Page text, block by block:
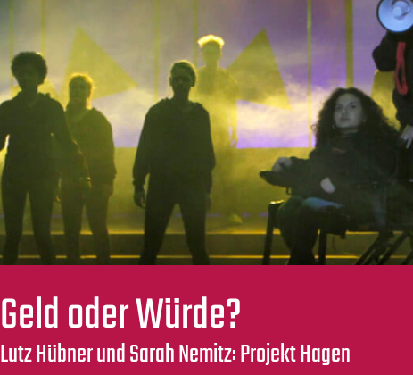
Geld oder Würde?
Lutz Hübner und Sarah Nemitz: Projekt Hagen